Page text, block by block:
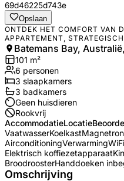
69d46225d743e
Opslaan
ONTDEK HET COMFORT VAN
APPARTEMENT,
Batemans Bay,
101 m²
6 personen
3 slaapkamers
3 badkamers
Geen huisdieren
Rookvrij
AccommodatieLocatie
VaatwasserKoelkastMagnetron
AirconditioningVerwarmingWiFi
Elektrisch koffiezetapparaat
BroodroosterHanddoeken
Omschrijving